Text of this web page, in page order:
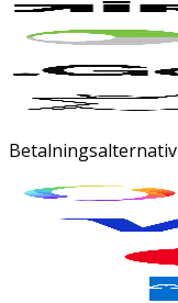
Betalningsalternativ